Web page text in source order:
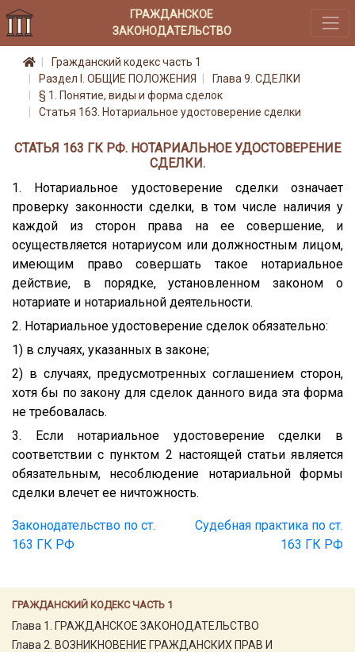
ГРАЖДАНСКОЕ
ЗАКОНОДАТЕЛЬСТВО
ГРАЖДАНСКИЙ КОДЕКС ЧАСТЬ 1
Глава 1. ГРАЖДАНСКОЕ ЗАКОНОДАТЕЛЬСТВО
Глава 2. ВОЗНИКНОВЕНИЕ ГРАЖДАНСКИХ ПРАВ И
Гражданский кодекс часть 1
Раздел I. ОБЩИЕ ПОЛОЖЕНИЯ
Глава 9. СДЕЛКИ
§ 1. Понятие, виды и форма сделок
Статья 163. Нотариальное удостоверение сделки
СТАТЬЯ 163 ГК РФ. НОТАРИАЛЬНОЕ УДОСТОВЕРЕНИЕ
СДЕЛКИ.
1. Нотариальное удостоверение сделки означает
проверку законности сделки, в том числе наличия у
каждой из сторон права на ее совершение, и
осуществляется нотариусом или должностным лицом,
имеющим право совершать такое нотариальное
действие, в порядке, установленном законом о
нотариате и нотариальной деятельности.
2. Нотариальное удостоверение сделок обязательно:
1) в случаях, указанных в законе;
2) в случаях, предусмотренных соглашением сторон,
хотя бы по закону для сделок данного вида эта форма
не требовалась.
3. Если нотариальное удостоверение сделки в
соответствии с пунктом 2 настоящей статьи является
обязательным, несоблюдение нотариальной формы
сделки влечет ее ничтожность.
Законодательство по ст.
163 ГК РФ
Судебная практика по ст.
163 ГК РФ